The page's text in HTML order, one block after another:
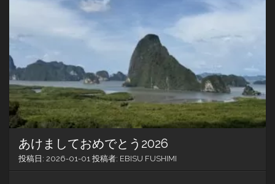
あけましておめでとう2026
投稿日: 2026-01-01 投稿者: EBISU FUSHIMI